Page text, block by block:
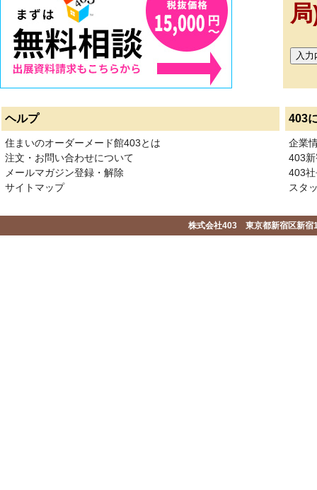
ヘルプ 403
住まいのオーダーメード館403とは
注文・お問い合わせについて
メールマガジン登録・解除
サイトマップ
企業
403
403
スタ
株式会社403 東京都新宿区新